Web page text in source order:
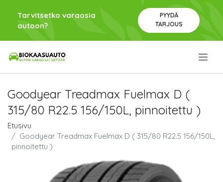
Tarvitsetko varaosia
autoon?
PYYDÄ
TARJOUS
Goodyear Treadmax Fuelmax D (
315/80 R22.5 156/150L, pinnoitettu )
Etusivu
Goodyear Treadmax Fuelmax D ( 315/80 R22.5 156/150L,
pinnoitettu )